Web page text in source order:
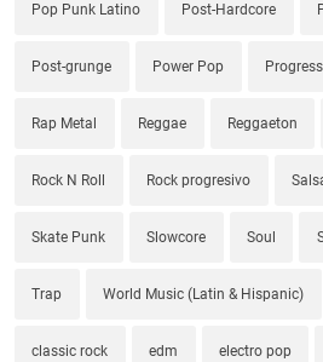
Pop Punk Latino Post-Hardcore
Post-grunge Power Pop
Rap Metal Reggae Reggaeton
Rock N Roll Rock progresivo
Skate Punk Slowcore Soul
Trap World Music (Latin & Hispanic)
classic rock edm electro pop